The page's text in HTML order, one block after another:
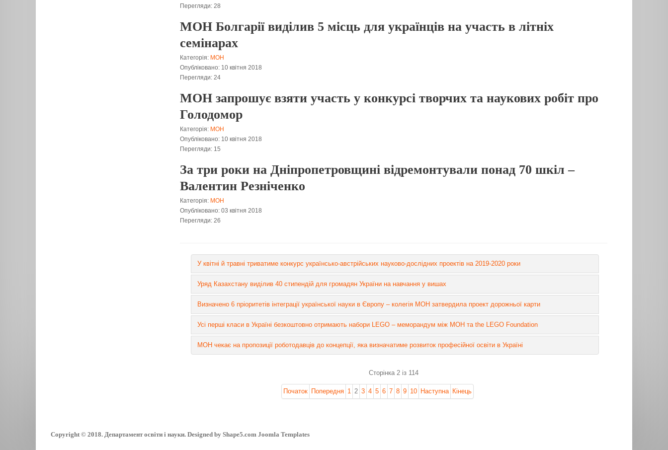
Перегляди: 28
МОН Болгарії виділив 5 місць для українців на участь в літніх
семінарах
Категорія: МОН
Опубліковано: 10 квітня 2018
Перегляди: 24
МОН запрошує взяти участь у конкурсі творчих та наукових робіт про
Голодомор
Категорія: МОН
Опубліковано: 10 квітня 2018
Перегляди: 15
За три роки на Дніпропетровщині відремонтували понад 70 шкіл –
Валентин Резніченко
Категорія: МОН
Опубліковано: 03 квітня 2018
Перегляди: 26
У квітні й травні триватиме конкурс українсько-австрійських науково-дослідних проектів на 2019-2020 роки
Уряд Казахстану виділив 40 стипендій для громадян України на навчання у вишах
Визначено 6 пріоритетів інтеграції української науки в Європу – колегія МОН затвердила проект дорожньої карти
Усі перші класи в Україні безкоштовно отримають набори LEGO – меморандум між МОН та the LEGO Foundation
МОН чекає на пропозиції роботодавців до концепції, яка визначатиме розвиток професійної освіти в Україні
Сторінка 2 із 114
Початок Попередня 1 2 3 4 5 6 7 8 9 10 Наступна Кінець
Copyright © 2018. Департамент освіти і науки. Designed by Shape5.com Joomla Templates